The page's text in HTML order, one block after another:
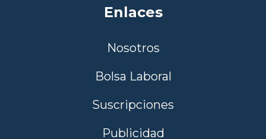
Enlaces
Nosotros
Bolsa Laboral
Suscripciones
Publicidad